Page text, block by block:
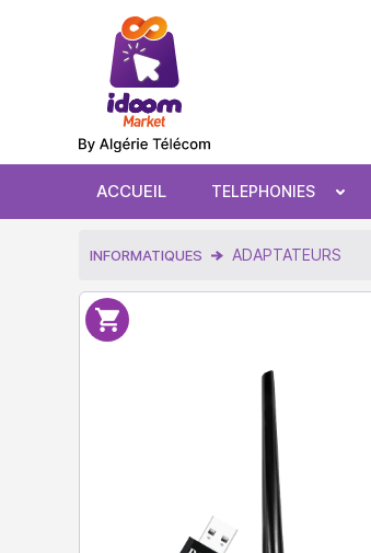
ACCUEIL TELEPHONIES
INFORMATIQUES ADAPTATEURS